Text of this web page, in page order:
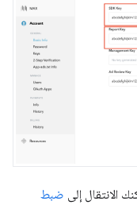
إلى ضبط